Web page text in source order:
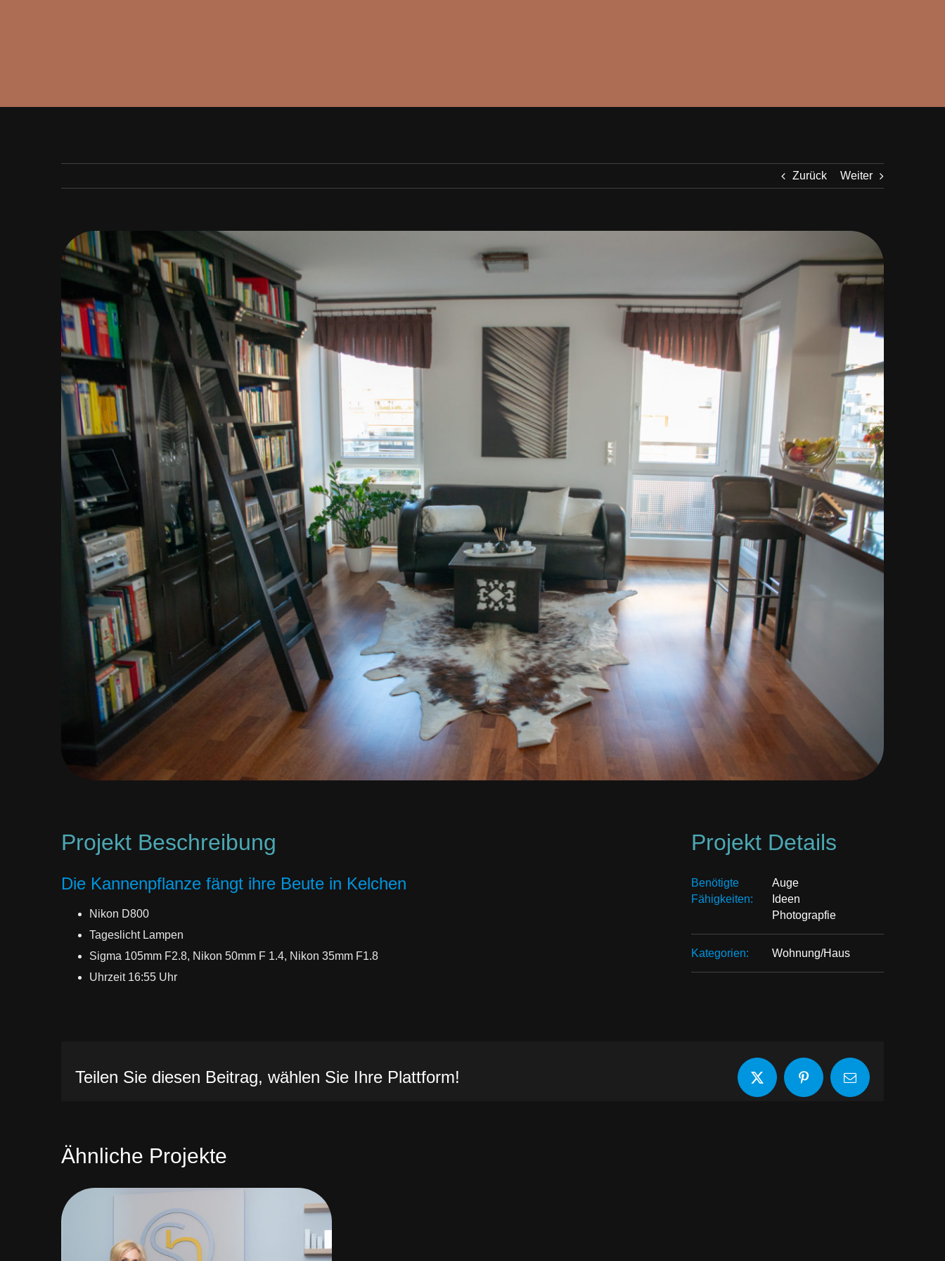
Zurück Weiter
View
Larger
Image
Projekt Beschreibung
Die Kannenpflanze fängt ihre Beute in Kelchen
Nikon D800
Tageslicht Lampen
Sigma 105mm F2.8, Nikon 50mm F 1.4, Nikon 35mm F1.8
Uhrzeit 16:55 Uhr
Projekt Details
Benötigte
Fähigkeiten:
Auge
Ideen
Photograpfie
Kategorien: Wohnung/Haus
Teilen Sie diesen Beitrag, wählen Sie Ihre Plattform! X PinterestE-
Mail
Ähnliche Projekte